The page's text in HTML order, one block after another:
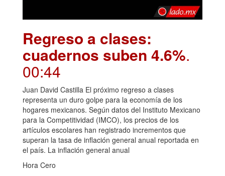
Regreso a clases:
cuadernos suben 4.6%.
00:44
Juan David Castilla El próximo regreso a clases
representa un duro golpe para la economía de los
hogares mexicanos. Según datos del Instituto Mexicano
para la Competitividad (IMCO), los precios de los
artículos escolares han registrado incrementos que
superan la tasa de inflación general anual reportada en
el país. La inflación general anual
Hora Cero